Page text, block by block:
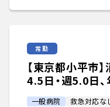
常勤
【東京都小平市
4.5日・週5.0日
一般病院 救急対応な